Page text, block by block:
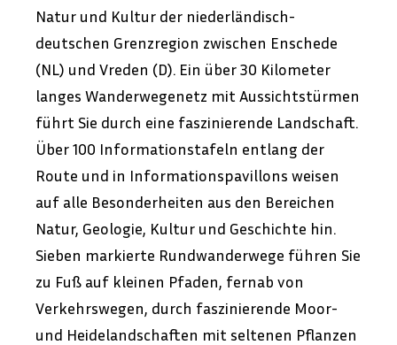
Natur und Kultur der niederländisch-
deutschen Grenzregion zwischen Enschede
(NL) und Vreden (D). Ein über 30 Kilometer
langes Wanderwegenetz mit Aussichtstürmen
führt Sie durch eine faszinierende Landschaft.
Über 100 Informationstafeln entlang der
Route und in Informationspavillons weisen
auf alle Besonderheiten aus den Bereichen
Natur, Geologie, Kultur und Geschichte hin.
Sieben markierte Rundwanderwege führen Sie
zu Fuß auf kleinen Pfaden, fernab von
Verkehrswegen, durch faszinierende Moor-
und Heidelandschaften mit seltenen Pflanzen